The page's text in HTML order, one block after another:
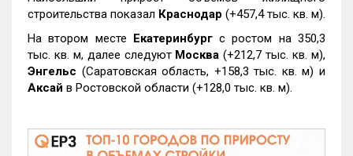
строительства показал Краснодар (+457,4 тыс. кв. м).
На втором месте
Екатеринбургс ростом на 350,3
тыс. кв. м, далее следуют Москва (+212,7 тыс. кв. м),
Энгельс (Саратовская область, +158,3 тыс. кв. м) и
Аксай в Ростовской области (+128,0 тыс. кв. м).